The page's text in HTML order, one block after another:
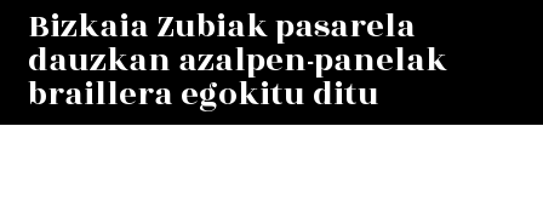
Bizkaia Zubiak pasarela
dauzkan azalpen-panelak
braillera egokitu ditu